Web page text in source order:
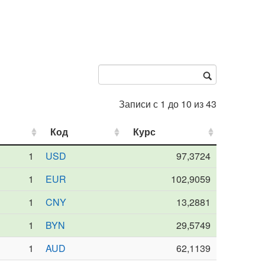
Записи с 1 до 10 из 43
Код
Курс
1 USD
97,3724
1 EUR
102,9059
1 CNY
13,2881
1 BYN
29,5749
1 AUD
62,1139
Код Курс